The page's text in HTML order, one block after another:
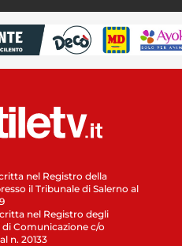
nel Registro della
il Tribunale di Salerno al
nel Registro degli
Comunicazione c/o
n. 20133